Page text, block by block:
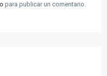
para publicar un comentario.